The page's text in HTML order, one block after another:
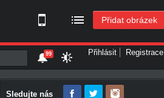
Přidat obrázek
Přihlásit Registrace
99
Sledujte nás